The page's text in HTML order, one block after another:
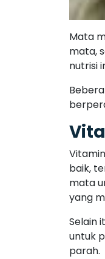
Mata
mata,
nutrisi
baik,
mata
yang
Selain
untuk
parah.